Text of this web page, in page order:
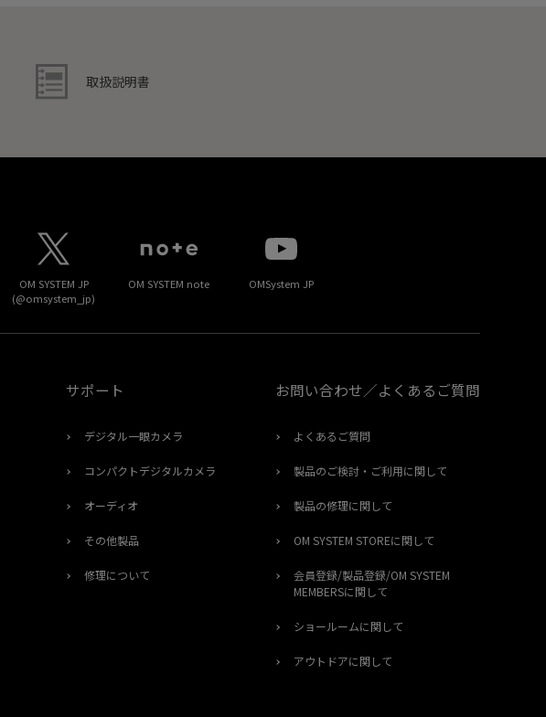
取扱説明書
OM SYSTEM JP
(@omsystem_jp)
OM SYSTEM note OMSystem JP
サポート
デジタル一眼カメラ
コンパクトデジタルカメラ
オーディオ
その他製品
修理について
お問い合わせ／よくあるご質問
よくあるご質問
製品のご検討・ご利用に関して
製品の修理に関して
OM SYSTEM STOREに関して
会員登録/製品登録/OM SYSTEM
MEMBERSに関して
ショールームに関して
アウトドアに関して